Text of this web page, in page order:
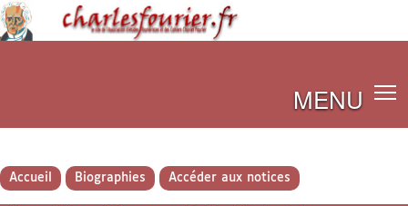
MENU
Accueil Biographies Accéder aux notices